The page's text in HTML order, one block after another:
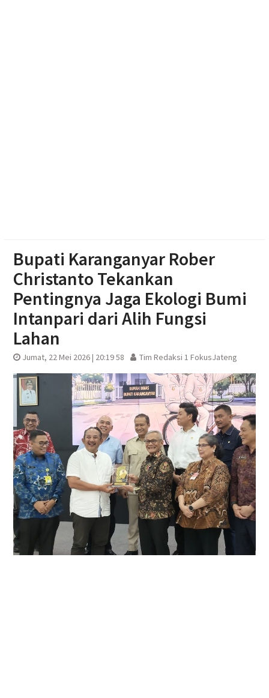
Bupati Karanganyar Rober
Christanto Tekankan
Pentingnya Jaga Ekologi Bumi
Intanpari dari Alih Fungsi
Lahan
Jumat, 22 Mei 2026 | 20:19 58 Tim Redaksi 1 FokusJateng